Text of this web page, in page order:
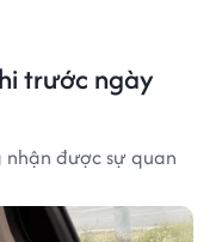
trước ngày
được sự quan